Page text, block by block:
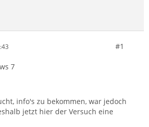
#1
7
info's zu bekommen, war jedoch
jetzt hier der Versuch eine